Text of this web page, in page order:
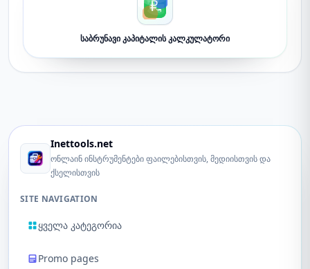
საბრუნავი კაპიტალის კალკულატორი
Inettools.net
ონლაინ ინსტრუმენტები ფაილებისთვის, მედიისთვის და
ქსელისთვის
SITE NAVIGATION
ყველა კატეგორია
Promo pages